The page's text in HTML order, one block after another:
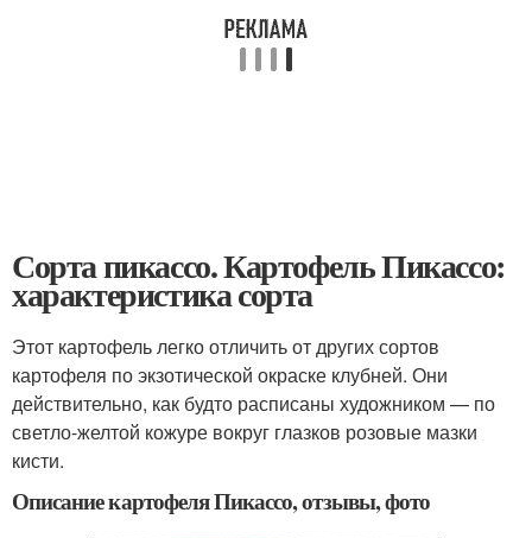
Сорта пикассо. Картофель Пикассо:
характеристика сорта
Этот картофель легко отличить от других сортов
картофеля по экзотической окраске клубней. Они
действительно, как будто расписаны художником — по
светло-желтой кожуре вокруг глазков розовые мазки
кисти.
Описание картофеля Пикассо, отзывы, фото